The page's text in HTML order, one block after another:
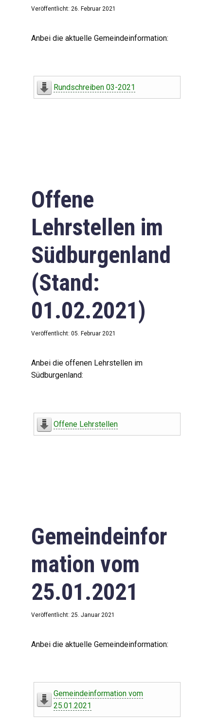
Veröffentlicht: 26. Februar 2021
Anbei die aktuelle Gemeindeinformation:
Rundschreiben 03-2021
Offene
Lehrstellen im
Südburgenland
(Stand:
01.02.2021)
Veröffentlicht: 05. Februar 2021
Anbei die offenen Lehrstellen im
Südburgenland:
Offene Lehrstellen
Gemeindeinfor
mation vom
25.01.2021
Veröffentlicht: 25. Januar 2021
Anbei die aktuelle Gemeindeinformation:
Gemeindeinformation vom
25.01.2021